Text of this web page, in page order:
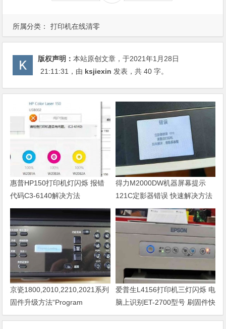
所属分类： 打印机在线清零
版权声明：本站原创文章，于2021年1月28日
21:11:31 ，由 ksjiexin 发表，共 40 字。
惠普HP150打印机灯闪烁 报错
代码C3-6140解决方法
得力M2000DW机器屏幕提示
121C定影器错误 快速解决方法
京瓷1800,2010,2210,2021系列
固件升级方法“Program
Loading或者卡LOGO
爱普生L4156打印机三灯闪烁 电
脑上识别ET-2700型号 刷固件快
速解决问题